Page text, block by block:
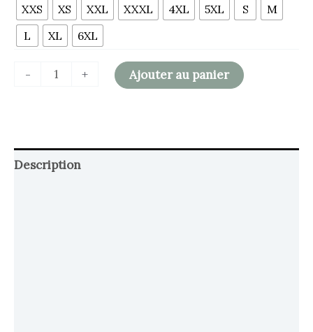
XXS XS XXL XXXL 4XL 5XL S
M
L
XL 6XL
- + Ajouter au panier
Description